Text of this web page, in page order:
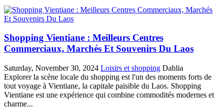
Shopping Vientiane : Meilleurs Centres
Commerciaux, Marchés Et Souvenirs Du Laos
Saturday, November 30, 2024 Loisirs et shopping Dahlia
Explorer la scène locale du shopping est l'un des moments forts de
tout voyage à Vientiane, la capitale paisible du Laos. Shopping
Vientiane est une expérience qui combine commodités modernes et
charme...